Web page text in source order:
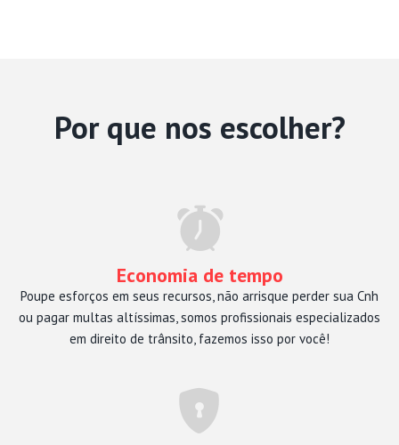
Por que nos escolher?
Economia de tempo
Poupe esforços em seus recursos, não arrisque perder sua Cnh
ou pagar multas altíssimas, somos profissionais especializados
em direito de trânsito, fazemos isso por você!